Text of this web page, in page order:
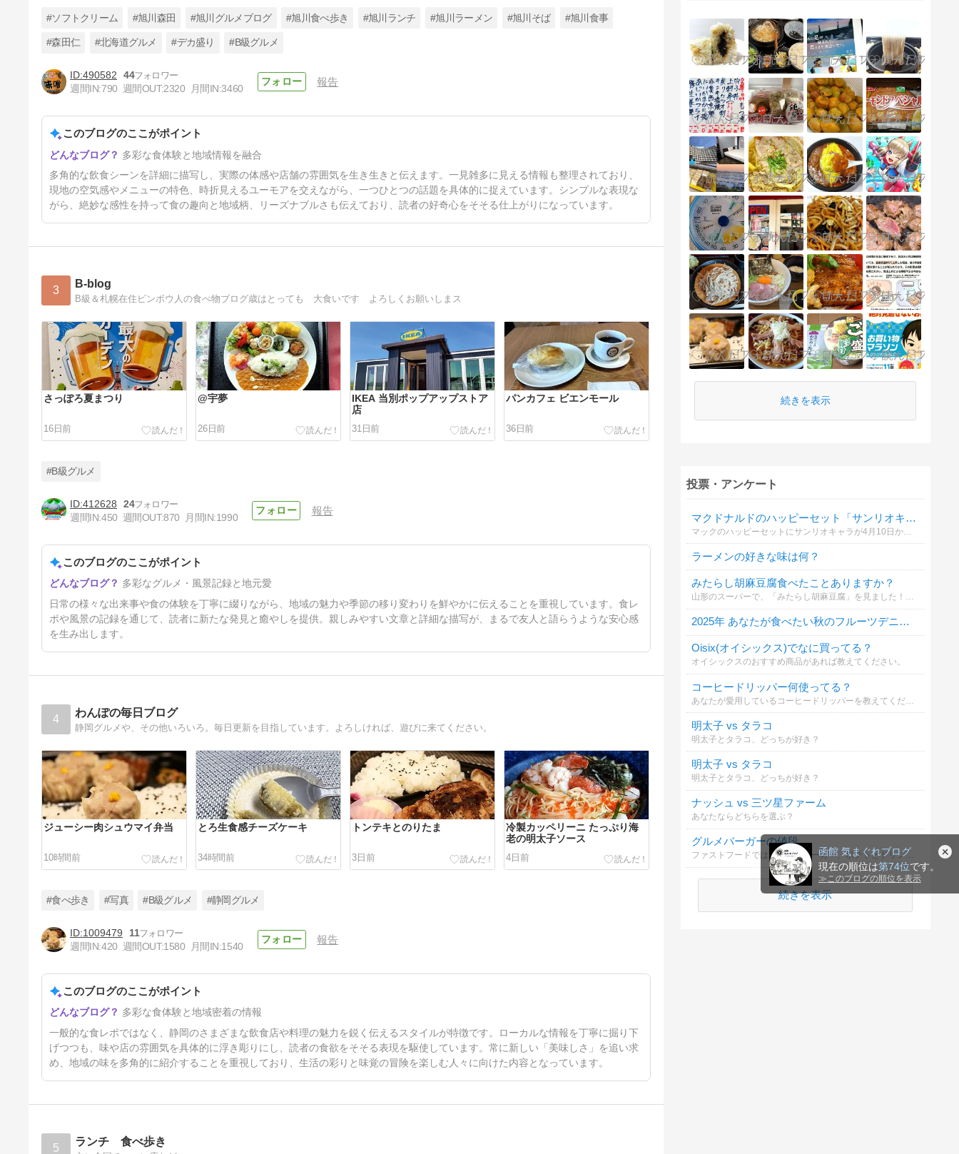
函館 気まぐれブログ
現在の順位は第74位です。
≫ このブログの順位を表示
横濱家系ラーメン織田家 旭川
店（旭川市大雪通3丁目489-
#ソフトクリーム #旭川森田 #旭川グルメブログ #旭川食べ歩き #旭川ランチ #旭川ラーメン #旭川そば #旭川食事
#森田仁 #北海道グルメ #デカ盛り #B級グルメ
490582
44
週間IN:790 週間OUT:2320 月間IN:3460
報告
このブログのここがポイント
多彩な食体験と地域情報を融合
多角的な飲食シーンを詳細に描写し、実際の体感や店舗の雰囲気を生き生きと伝えます。一見雑多に見える情報も整理されており、
現地の空気感やメニューの特色、時折見えるユーモアを交えながら、一つひとつの話題を具体的に捉えています。シンプルな表現な
がら、絶妙な感性を持って食の趣向と地域柄、リーズナブルさも伝えており、読者の好奇心をそそる仕上がりになっています。
3 B-blog
B級＆札幌在住ビンボウ人の食べ物ブログ歳はとっても 大食いです よろしくお願いしまス
さっぽろ夏まつり
16日前
@宇夢
26日前
IKEA 当別ポップアップストア
店
31日前
パンカフェ ビエンモール
36日前
59日前
#B級グルメ
412628
24
週間IN:450 週間OUT:870 月間IN:1990
報告
このブログのここがポイント
多彩なグルメ・風景記録と地元愛
日常の様々な出来事や食の体験を丁寧に綴りながら、地域の魅力や季節の移り変わりを鮮やかに伝えることを重視しています。食レ
ポや風景の記録を通じて、読者に新たな発見と癒やしを提供。親しみやすい文章と詳細な描写が、まるで友人と語らうような安心感
を生み出します。
4 わんぽの毎日ブログ
静岡グルメや、その他いろいろ。毎日更新を目指しています。よろしければ、遊びに来てください。
ジューシー肉シュウマイ弁当
10時間前
とろ生食感チーズケーキ
34時間前
トンテキとのりたま
3日前
冷製カッペリーニ たっぷり海
老の明太子ソース
4日前
5日前
#食べ歩き #写真 #B級グルメ #静岡グルメ
1009479
11
週間IN:420 週間OUT:1580 月間IN:1540
報告
このブログのここがポイント
多彩な食体験と地域密着の情報
一般的な食レポではなく、静岡のさまざまな飲食店や料理の魅力を鋭く伝えるスタイルが特徴です。ローカルな情報を丁寧に掘り下
げつつも、味や店の雰囲気を具体的に浮き彫りにし、読者の食欲をそそる表現を駆使しています。常に新しい「美味しさ」を追い求
め、地域の味を多角的に紹介することを重視しており、生活の彩りと味覚の冒険を楽しむ人々に向けた内容となっています。
5 ランチ 食べ歩き
続きを表示
投票・アンケート
マクドナルドのハッピーセット「サンリオキャラクターズ」どれが欲しい？
ラーメンの好きな味は何？
みたらし胡麻豆腐食べたことありますか？
山形のスーパーで、「みたらし胡麻豆腐」を見ました！地元のスーパーで見かけたことがなく、すごく気になりました。
2025年 あなたが食べたい秋のフルーツデニッシュは？
Oisix(オイシックス)でなに買ってる？
オイシックスのおすすめ商品があれば教えてください。
コーヒードリッパー何使ってる？
明太子 vs タラコ
明太子とタラコ、どっちが好き？
明太子 vs タラコ
明太子とタラコ、どっちが好き？
ナッシュ vs 三ツ星ファーム
あなたならどちらを選ぶ？
グルメバーガーの値段
ファストフードではないハンバーガー、ポテトとドリンクのセットに出せる金額はいくらまで？
続きを表示